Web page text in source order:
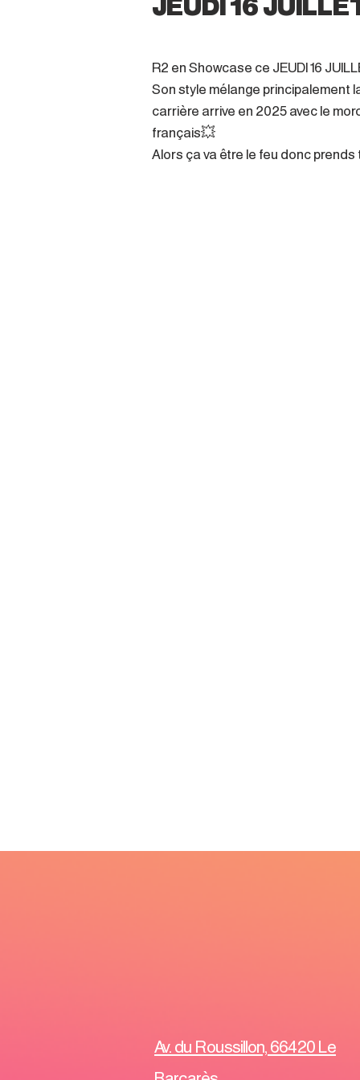
JEUDI 16
R2 en Showcase ce JEUDI 16
​Son style mélange principalement
carrière arrive en 2025 avec le
français💥
Alors ça va être le feu donc prends
Av. du Roussillon, 66420 Le